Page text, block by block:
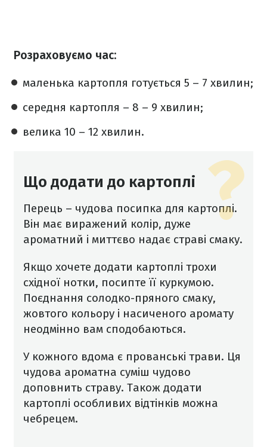
Розраховуємо час:
маленька картопля готується 5 – 7 хвилин;
середня картопля – 8 – 9 хвилин;
велика 10 – 12 хвилин.
Що додати до картоплі
Перець – чудова посипка для картоплі.
Він має виражений колір, дуже
ароматний і миттєво надає страві смаку.
Якщо хочете додати картоплі трохи
східної нотки, посипте її куркумою.
Поєднання солодко-пряного смаку,
жовтого кольору і насиченого аромату
неодмінно вам сподобаються.
У кожного вдома є прованські трави. Ця
чудова ароматна суміш чудово
доповнить страву. Також додати
картоплі особливих відтінків можна
чебрецем.